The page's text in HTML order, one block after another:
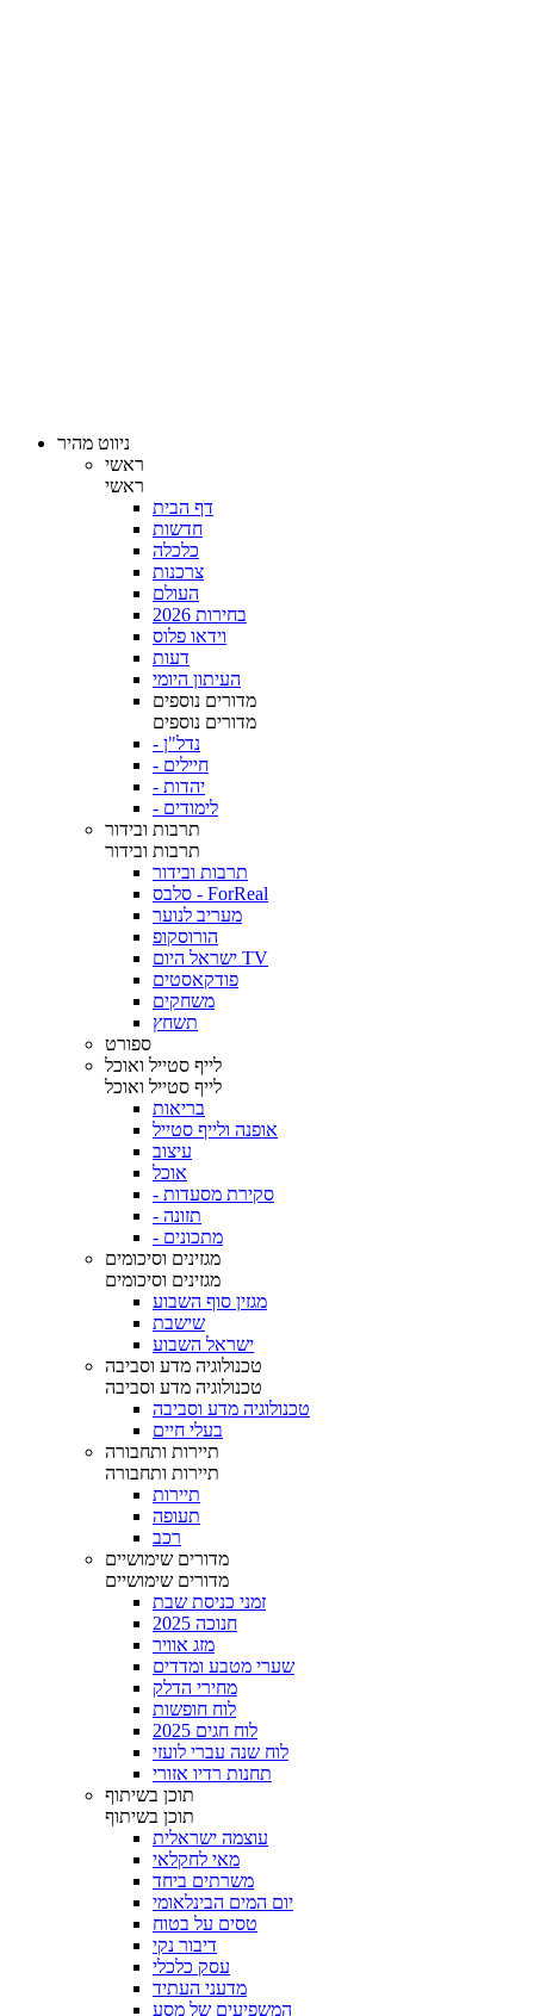
ניווט מהיר
ראשי
ראשי
דף הבית
חדשות
כלכלה
צרכנות
העולם
בחירות 2026
וידאו פלוס
דעות
העיתון היומי
מדורים נוספים
מדורים נוספים
- נדל"ן
- חיילים
- יהדות
- לימודים
תרבות ובידור
תרבות ובידור
תרבות ובידור
סלבס - ForReal
מעריב לנוער
הורוסקופ
ישראל היום TV
פודקאסטים
משחקים
תשחץ
ספורט
לייף סטייל ואוכל
לייף סטייל ואוכל
בריאות
אופנה ולייף סטייל
עיצוב
אוכל
- סקירת מסעדות
- תזונה
- מתכונים
מגזינים וסיכומים
מגזינים וסיכומים
מגזין סוף השבוע
שישבת
ישראל השבוע
טכנולוגיה מדע וסביבה
טכנולוגיה מדע וסביבה
טכנולוגיה מדע וסביבה
בעלי חיים
תיירות ותחבורה
תיירות ותחבורה
תיירות
תעופה
רכב
מדורים שימושיים
מדורים שימושיים
זמני כניסת שבת
חנוכה 2025
מזג אוויר
שערי מטבע ומדדים
מחירי הדלק
לוח חופשות
לוח חגים 2025
לוח שנה עברי לועזי
תחנות רדיו אזורי
תוכן בשיתוף
תוכן בשיתוף
עוצמה ישראלית
מאי לחקלאי
משרתים ביחד
יום המים הבינלאומי
טסים על בטוח
דיבור נקי
עסק כלכלי
מדעני העתיד
המשפיעים של מסע